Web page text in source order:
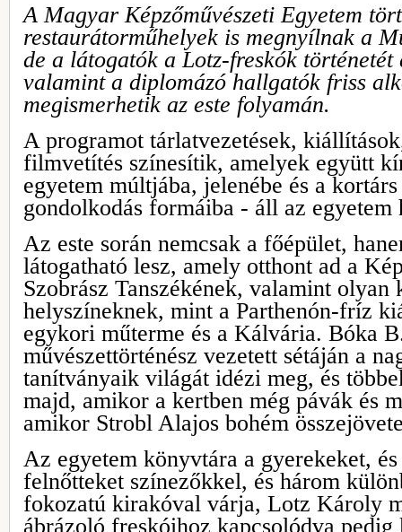
A Magyar Képzőművészeti Egyetem
restaurátorműhelyek is megnyílnak a
de a látogatók a Lotz-freskók történetét
valamint a diplomázó hallgatók friss
megismerhetik az este folyamán.
A programot tárlatvezetések,
filmvetítés színesítik, amelyek együtt
egyetem múltjába, jelenébe és a
gondolkodás formáiba - áll az
Az este során nemcsak a főépület,
látogatható lesz, amely otthont ad a
Szobrász Tanszékének, valamint olyan
helyszíneknek, mint a Parthenón-fríz
egykori műterme és a Kálvária. Bóka
művészettörténész vezetett sétáján a
tanítványaik világát idézi meg, és
majd, amikor a kertben még pávák és
amikor Strobl Alajos bohém
Az egyetem könyvtára a gyerekeket,
felnőtteket színezőkkel, és három
fokozatú kirakóval várja, Lotz Károly
ábrázoló freskóihoz kapcsolódva